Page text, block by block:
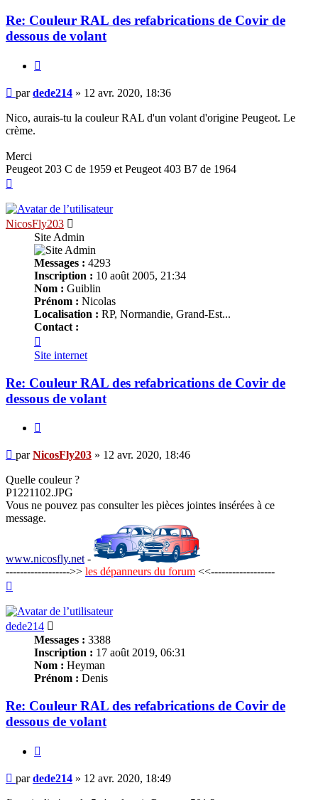
Re: Couleur RAL des refabrications de Covir de
dessous de volant
Message
pardede214 » 12 avr. 2020, 18:36
Nico, aurais-tu la couleur RAL d'un volant d'origine Peugeot. Le
crème.
Merci
Peugeot 203 C de 1959 et Peugeot 403 B7 de 1964
NicosFly203
Site Admin
Messages : 4293
Inscription : 10 août 2005, 21:34
Nom : Guiblin
Prénom : Nicolas
Localisation : RP, Normandie, Grand-Est...
Contact :
NicosFly203
Site internet
Re: Couleur RAL des refabrications de Covir de
dessous de volant
Message
parNicosFly203 » 12 avr. 2020, 18:46
Quelle couleur ?
P1221102.JPG
Vous ne pouvez pas consulter les pièces jointes insérées à ce
message.
www.nicosfly.net-
------------------>> les dépanneurs du forum <<------------------
dede214
Messages : 3388
Inscription : 17 août 2019, 06:31
Nom : Heyman
Prénom : Denis
Re: Couleur RAL des refabrications de Covir de
dessous de volant
Message
pardede214 » 12 avr. 2020, 18:49